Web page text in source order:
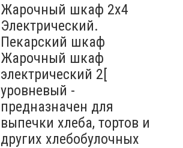
Жарочный шкаф 2х4
Электрический.
Пекарский шкаф
Жарочный шкаф
электрический 2[
уровневый -
предназначен для
выпечки хлеба, тортов и
других хлебобулочных